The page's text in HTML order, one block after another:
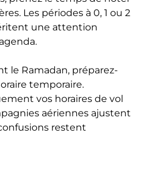
Les périodes à 0, 1 ou 2
une attention
le Ramadan, préparez-
temporaire.
vos horaires de vol
aériennes ajustent
restent